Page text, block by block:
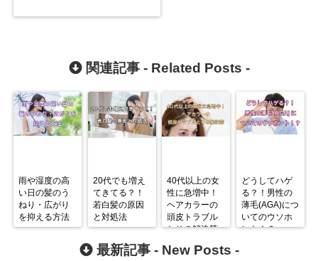
関連記事 - Related Posts -
雨や湿度の高
い日の髪のう
ねり・広がり
を抑える方法
20代でも増え
てきてる？！
若白髪の原因
と対処法
40代以上の女
性に急増中！
ヘアカラーの
頭皮トラブル
とその解決策
どうしてハゲ
る？！男性の
薄毛(AGA)につ
いてのウソホ
ント！？
最新記事 - New Posts -